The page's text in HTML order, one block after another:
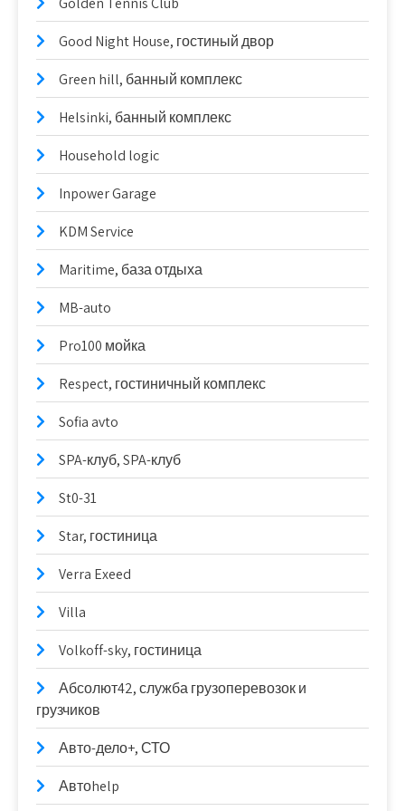
Good Night House, гостиный двор
Green hill, банный комплекс
Helsinki, банный комплекс
Household logic
Inpower Garage
KDM Service
Maritime, база отдыха
MB-auto
Pro100 мойка
Respect, гостиничный комплекс
Sofia avto
SPA-клуб, SPA-клуб
St0-31
Star, гостиница
Verra Exeed
Villa
Volkoff-sky, гостиница
Абсолют42, служба грузоперевозок и
грузчиков
Авто-дело+, СТО
Автоhelp